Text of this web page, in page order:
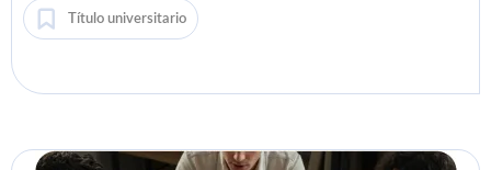
Título universitario